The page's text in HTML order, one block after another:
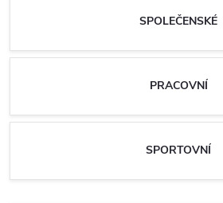
SPOLEČENSKÉ
PRACOVNÍ
SPORTOVNÍ